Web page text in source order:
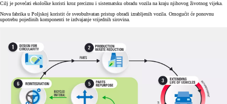
Cilj je povećati ekološke koristi kroz preciznu i sistematsku obradu vozila na kraju njihovog životnog vijeka.
Nova fabrika u Poljskoj koristit će sveobuhvatan pristup obradi izrabljenih vozila. Omogućit će ponovnu
upotrebu pojedinih komponenti te izdvajanje vrijednih sirovina.